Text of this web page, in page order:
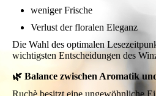
weniger Frische
Verlust der floralen Eleganz
Die Wahl des optimalen
wichtigsten Entscheidungen des
🌿 Balance zwischen Aromatik
Ruchè besitzt eine ungewöhnliche